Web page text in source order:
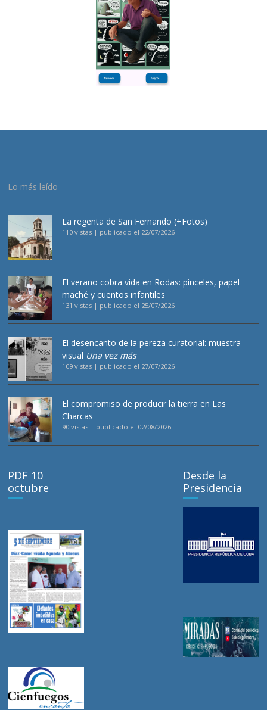
Lo más leído
La regenta de San Fernando (+Fotos)
110 vistas | publicado el 22/07/2026
El verano cobra vida en Rodas: pinceles, papel
maché y cuentos infantiles
131 vistas | publicado el 25/07/2026
El desencanto de la pereza curatorial: muestra
visual Una vez más
109 vistas | publicado el 27/07/2026
El compromiso de producir la tierra en Las
Charcas
90 vistas | publicado el 02/08/2026
PDF 10
octubre
Desde la
Presidencia